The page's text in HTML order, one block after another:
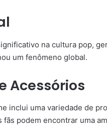
na cultura pop,
um fenômeno global.
Acessórios
inclui uma variedade de
podem encontrar uma